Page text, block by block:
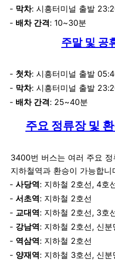
막차: 시흥터미널 출발
배차 간격: 10~30분
주말 및 공
첫차: 시흥터미널 출발
막차: 시흥터미널 출발
배차 간격: 25~40분
주요 정류장 및
3400번 버스는 여러 주요
지하철역과 환승이 가능합니
사당역: 지하철 2호선, 4호
서초역: 지하철 2호선
교대역: 지하철 2호선, 3호
강남역: 지하철 2호선, 신분
역삼역: 지하철 2호선
양재역: 지하철 3호선, 신분